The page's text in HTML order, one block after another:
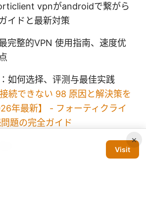
vpnがandroidで繋がら
イドと最新対策
完整的VPN 使用指南、速度优
如何选择、评测与最佳实践
続できない 98 原因と解決策を
年最新】 - フォーティクライ
題の完全ガイド
×
Visit